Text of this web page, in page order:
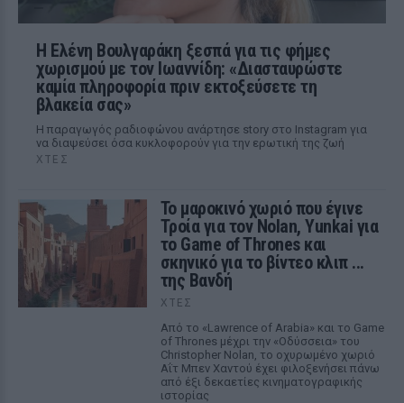
Η Ελένη Βουλγαράκη ξεσπά για τις φήμες
χωρισμού με τον Ιωαννίδη: «Διασταυρώστε
καμία πληροφορία πριν εκτοξεύσετε τη
βλακεία σας»
Η παραγωγός ραδιοφώνου ανάρτησε story στο Instagram για
να διαψεύσει όσα κυκλοφορούν για την ερωτική της ζωή
ΧΤΕΣ
Το μαροκινό χωριό που έγινε
Τροία για τον Nolan, Yunkai για
το Game of Thrones και
σκηνικό για το βίντεο κλιπ ...
της Βανδή
ΧΤΕΣ
Από το «Lawrence of Arabia» και το Game
of Thrones μέχρι την «Οδύσσεια» του
Christopher Nolan, το οχυρωμένο χωριό
Αΐτ Μπεν Χαντού έχει φιλοξενήσει πάνω
από έξι δεκαετίες κινηματογραφικής
ιστορίας